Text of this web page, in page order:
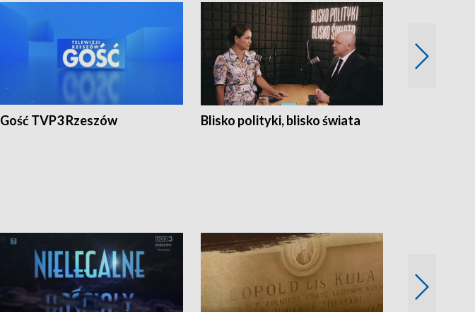
Gość TVP3 Rzeszów Blisko polityki, blisko świata